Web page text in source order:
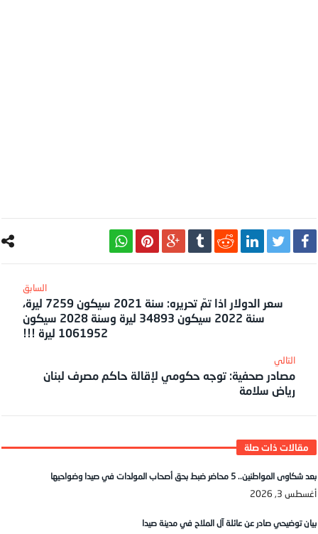
سعر الدولار اذا تمّ تحريره: سنة 2021 سيكون 7259 ليرة،
سنة 2022 سيكون 34893 ليرة وسنة 2028 سيكون
1061952 ليرة !!!
‎التالي
مصادر صحفية: توجه حكومي لإقالة حاكم مصرف لبنان
رياض سلامة
بعد شكاوى المواطنين.. 5 محاضر ضبط بحق أصحاب المولدات في صيدا وضواحيها
أغسطس 3, 2026
بيان توضيحي صادر عن عائلة آل الملاح في مدينة صيدا